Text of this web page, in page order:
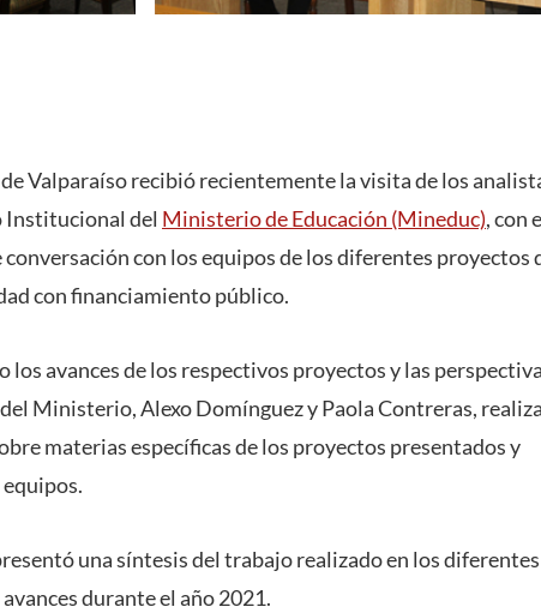
Valparaíso recibió recientemente la visita de los
Institucional del Ministerio de Educación (Mineduc), con
con los equipos de los diferentes proyectos
con financiamiento público.
los avances de los respectivos proyectos y las
Ministerio, Alexo Domínguez y Paola Contreras,
materias específicas de los proyectos presentados y
una síntesis del trabajo realizado en los diferentes
durante el año 2021.